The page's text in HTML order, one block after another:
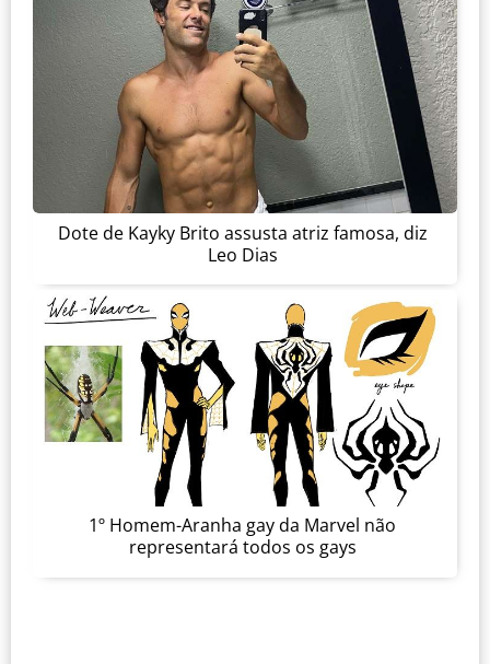
Dote de Kayky Brito assusta atriz famosa, diz
Leo Dias
1º Homem-Aranha gay da Marvel não
representará todos os gays